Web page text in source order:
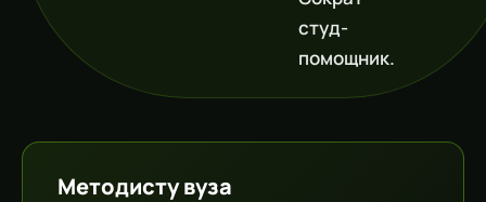
студ-
помощник.
Методисту вуза